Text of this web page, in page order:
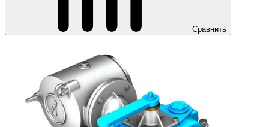
Сравнить